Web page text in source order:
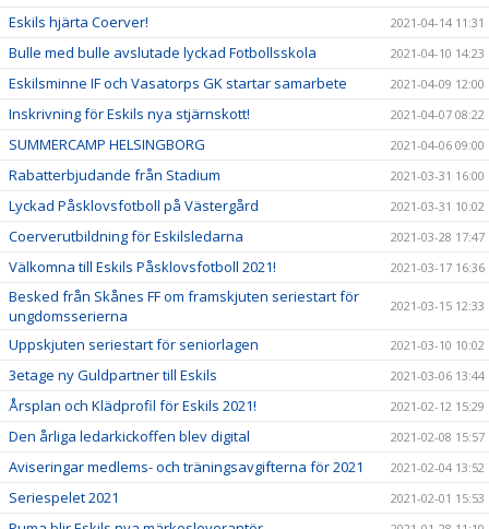
Eskils hjärta Coerver!
2021-04-14 11:31
Bulle med bulle avslutade lyckad Fotbollsskola 2021-04-10 14:23
Eskilsminne IF och Vasatorps GK startar samarbete 2021-04-09 12:00
Inskrivning för Eskils nya stjärnskott! 2021-04-07 08:22
SUMMERCAMP HELSINGBORG 2021-04-06 09:00
Rabatterbjudande från Stadium 2021-03-31 16:00
Lyckad Påsklovsfotboll på Västergård 2021-03-31 10:02
Coerverutbildning för Eskilsledarna 2021-03-28 17:47
Välkomna till Eskils Påsklovsfotboll 2021! 2021-03-17 16:36
Besked från Skånes FF om framskjuten seriestart för
ungdomsserierna
2021-03-15 12:33
Uppskjuten seriestart för seniorlagen 2021-03-10 10:02
3etage ny Guldpartner till Eskils 2021-03-06 13:44
Årsplan och Klädprofil för Eskils 2021! 2021-02-12 15:29
Den årliga ledarkickoffen blev digital 2021-02-08 15:57
Aviseringar medlems- och träningsavgifterna för 2021 2021-02-04 13:52
Seriespelet 2021 2021-02-01 15:53